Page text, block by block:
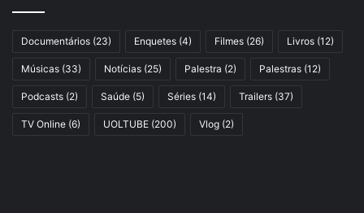
Documentários (23) Enquetes (4) Filmes (26) Livros (12)
Músicas (33) Notícias (25) Palestra (2) Palestras (12)
Podcasts (2) Saúde (5) Séries (14) Trailers (37)
TV Online (6) UOLTUBE (200) Vlog (2)